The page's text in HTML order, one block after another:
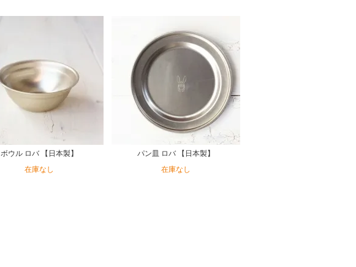
ボウル ロバ 【日本製】
在庫なし
パン皿 ロバ 【日本製】
在庫なし